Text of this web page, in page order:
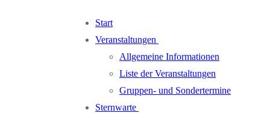
Start
Veranstaltungen
Allgemeine Informationen
Liste der Veranstaltungen
Gruppen- und Sondertermine
Sternwarte